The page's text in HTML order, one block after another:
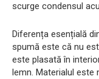
scurge condensul
Diferența esențială
spumă este că nu
este plasată în
lemn. Materialul